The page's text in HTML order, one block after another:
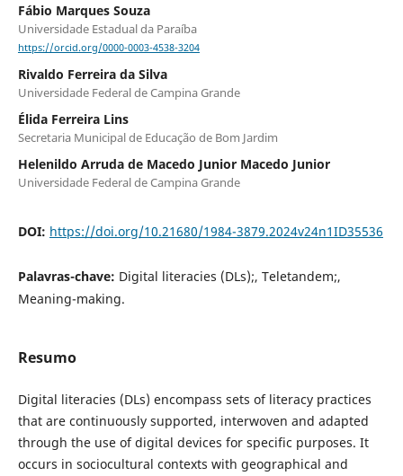
Fábio Marques Souza
Universidade Estadual da Paraíba
https://orcid.org/0000-0003-4538-3204
Rivaldo Ferreira da Silva
Universidade Federal de Campina Grande
Élida Ferreira Lins
Secretaria Municipal de Educação de Bom Jardim
Helenildo Arruda de Macedo Junior Macedo Junior
Universidade Federal de Campina Grande
DOI: https://doi.org/10.21680/1984-3879.2024v24n1ID35536
Palavras-chave: Digital literacies (DLs);, Teletandem;,
Meaning-making.
Resumo
Digital literacies (DLs) encompass sets of literacy practices
that are continuously supported, interwoven and adapted
through the use of digital devices for specific purposes. It
occurs in sociocultural contexts with geographical and